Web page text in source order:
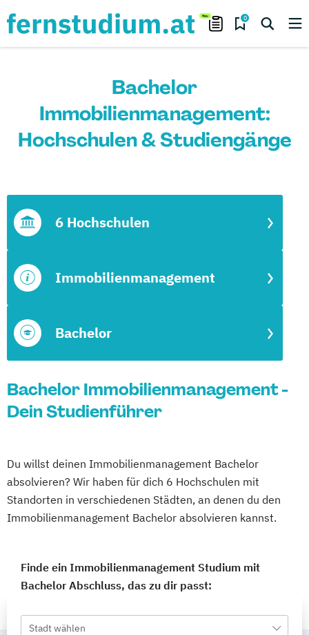
0
Bachelor
Immobilienmanagement:
Hochschulen & Studiengänge
Bachelor
Immobilienmanagement
6 Hochschulen
Bachelor Immobilienmanagement -
Dein Studienführer
Du willst deinen Immobilienmanagement Bachelor
absolvieren? Wir haben für dich 6 Hochschulen mit
Standorten in verschiedenen Städten, an denen du den
Immobilienmanagement Bachelor absolvieren kannst.
Finde ein Immobilienmanagement Studium mit
Bachelor Abschluss, das zu dir passt:
Stadt wählen